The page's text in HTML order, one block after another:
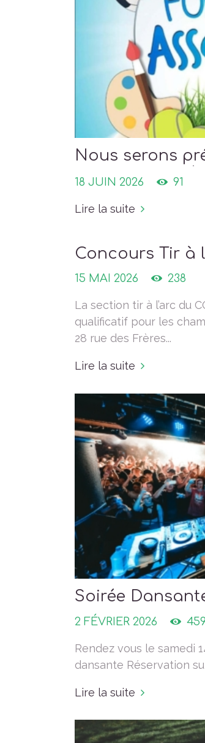
Nous serons
associations du
18 JUIN 2026 91
Lire la suite
Concours Tir à
15 MAI 2026 238
La section tir à l’arc du
qualificatif pour les
28 rue des Frères...
Lire la suite
Soirée
2 FÉVRIER 2026 459
Rendez vous le samedi
dansante Réservation
Lire la suite